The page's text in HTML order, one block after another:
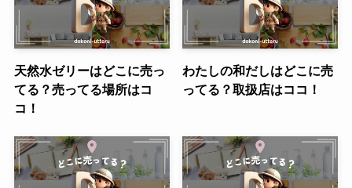
天然水ゼリーはどこに売っ
てる？売ってる場所はコ
コ！
わたしの和だしはどこに売
ってる？取扱店はココ！